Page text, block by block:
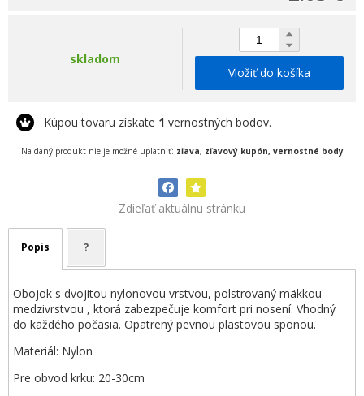
skladom
Vložiť do košíka
Kúpou tovaru získate 1 vernostných bodov.
Na daný produkt nie je možné uplatniť: zľava, zľavový kupón, vernostné body
Zdieľať aktuálnu stránku
Popis ?
Obojok s dvojitou nylonovou vrstvou, polstrovaný mäkkou
medzivrstvou , ktorá zabezpečuje komfort pri nosení. Vhodný
do každého počasia. Opatrený pevnou plastovou sponou.
Materiál: Nylon
Pre obvod krku: 20-30cm